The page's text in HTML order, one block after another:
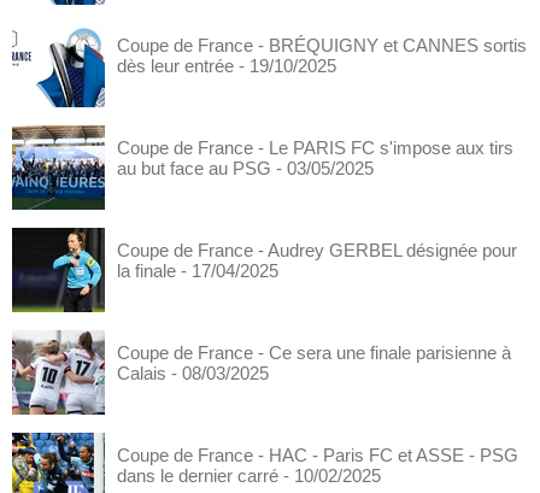
Coupe de France - BRÉQUIGNY et CANNES sortis
dès leur entrée - 19/10/2025
Coupe de France - Le PARIS FC s'impose aux tirs
au but face au PSG - 03/05/2025
Coupe de France - Audrey GERBEL désignée pour
la finale - 17/04/2025
Coupe de France - Ce sera une finale parisienne à
Calais - 08/03/2025
Coupe de France - HAC - Paris FC et ASSE - PSG
dans le dernier carré - 10/02/2025